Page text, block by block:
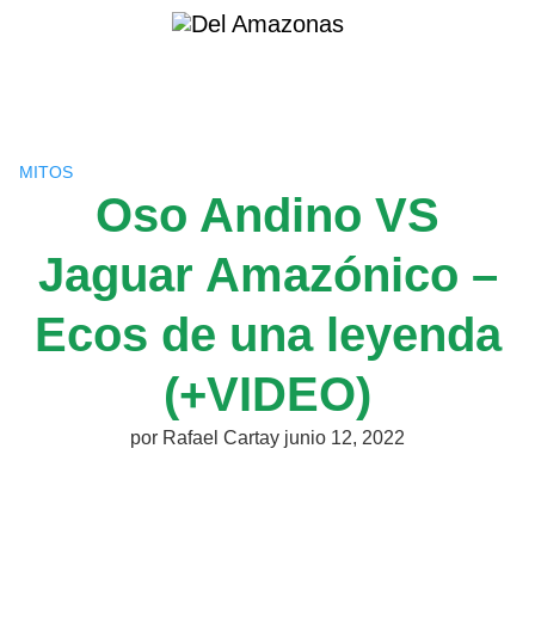
MITOS
Oso Andino VS
Jaguar Amazónico –
Ecos de una leyenda
(+VIDEO)
por Rafael Cartay junio 12, 2022